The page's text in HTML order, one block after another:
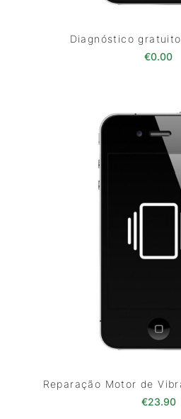
Diagnóstico
€0.00
Reparação Motor de
€23.90